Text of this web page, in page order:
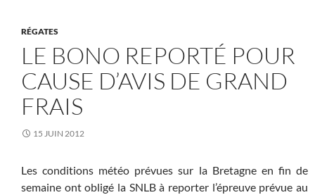
RÉGATES
LE BONO REPORTÉ POUR
CAUSE D’AVIS DE GRAND
FRAIS
15 JUIN 2012
Les conditions météo prévues sur la Bretagne en fin de
semaine ont obligé la SNLB à reporter l’épreuve prévue au